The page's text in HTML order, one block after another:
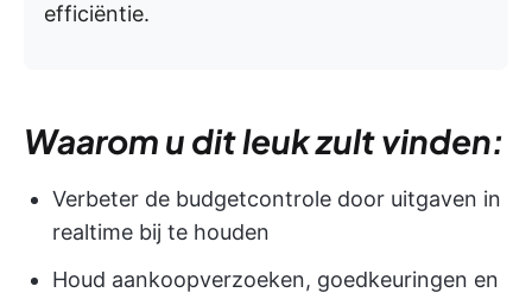
efficiëntie.
Waarom u dit leuk zult vinden:
Verbeter de budgetcontrole door uitgaven in
realtime bij te houden
Houd aankoopverzoeken, goedkeuringen en